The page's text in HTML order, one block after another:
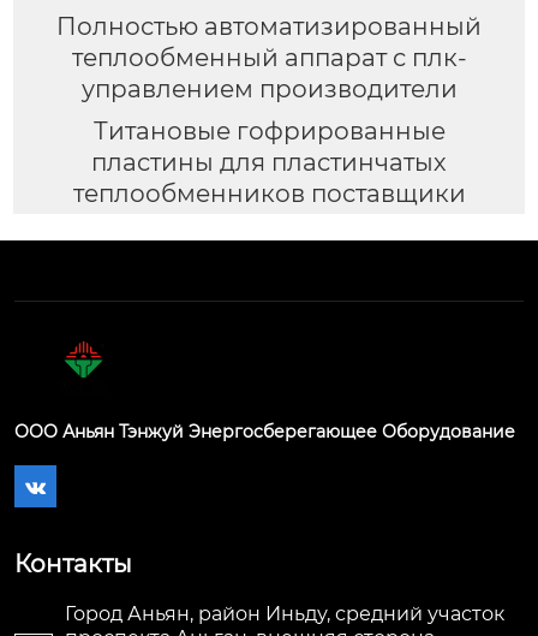
Полностью автоматизированный
теплообменный аппарат с плк-
управлением производители
Титановые гофрированные
пластины для пластинчатых
теплообменников поставщики
ООО Аньян Тэнжуй Энергосберегающее Оборудование

Контакты
Город Аньян, район Иньду, средний участок